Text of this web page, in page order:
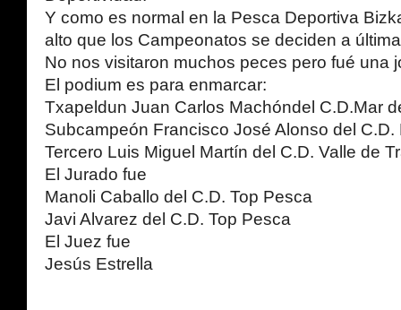
Y como es normal en la Pesca Deportiva
alto que los Campeonatos se deciden a
No nos visitaron muchos peces pero fué una
El podium es para enmarcar:
Txapeldun Juan Carlos Machóndel C.D.Mar
Subcampeón Francisco José Alonso del C.D.
Tercero Luis Miguel Martín del C.D. Valle de
El Jurado fue
Manoli Caballo del C.D. Top Pesca
Javi Alvarez del C.D. Top Pesca
El Juez fue
Jesús Estrella